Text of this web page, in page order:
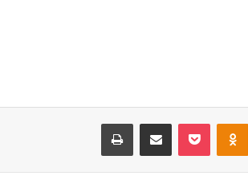
Odnoklassniki
‫Pocket مشاركة عبر البريد طباعة